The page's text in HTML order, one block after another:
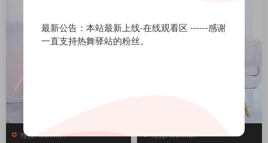
维拉RockMan 维拉RockMan
最新公告：本站最新上线-在线观看区 ------感谢
一直支持热舞驿站的粉丝。